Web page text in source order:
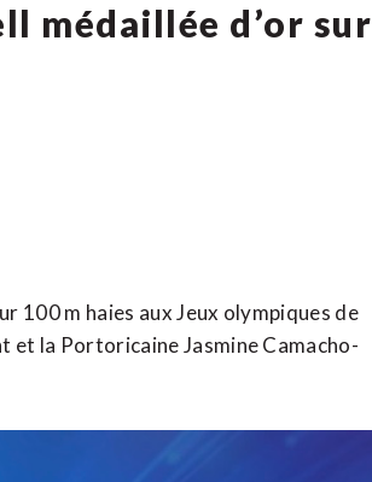
médaillée d’or sur
100 m haies aux Jeux olympiques de
et la Portoricaine Jasmine Camacho-